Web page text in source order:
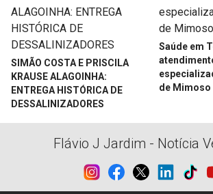
SIMÃO COSTA E PRISCILA
KRAUSE ALAGOINHA:
ENTREGA HISTÓRICA DE
DESSALINIZADORES
Saúde em
de Mimoso
Flávio J Jardim - Notícia